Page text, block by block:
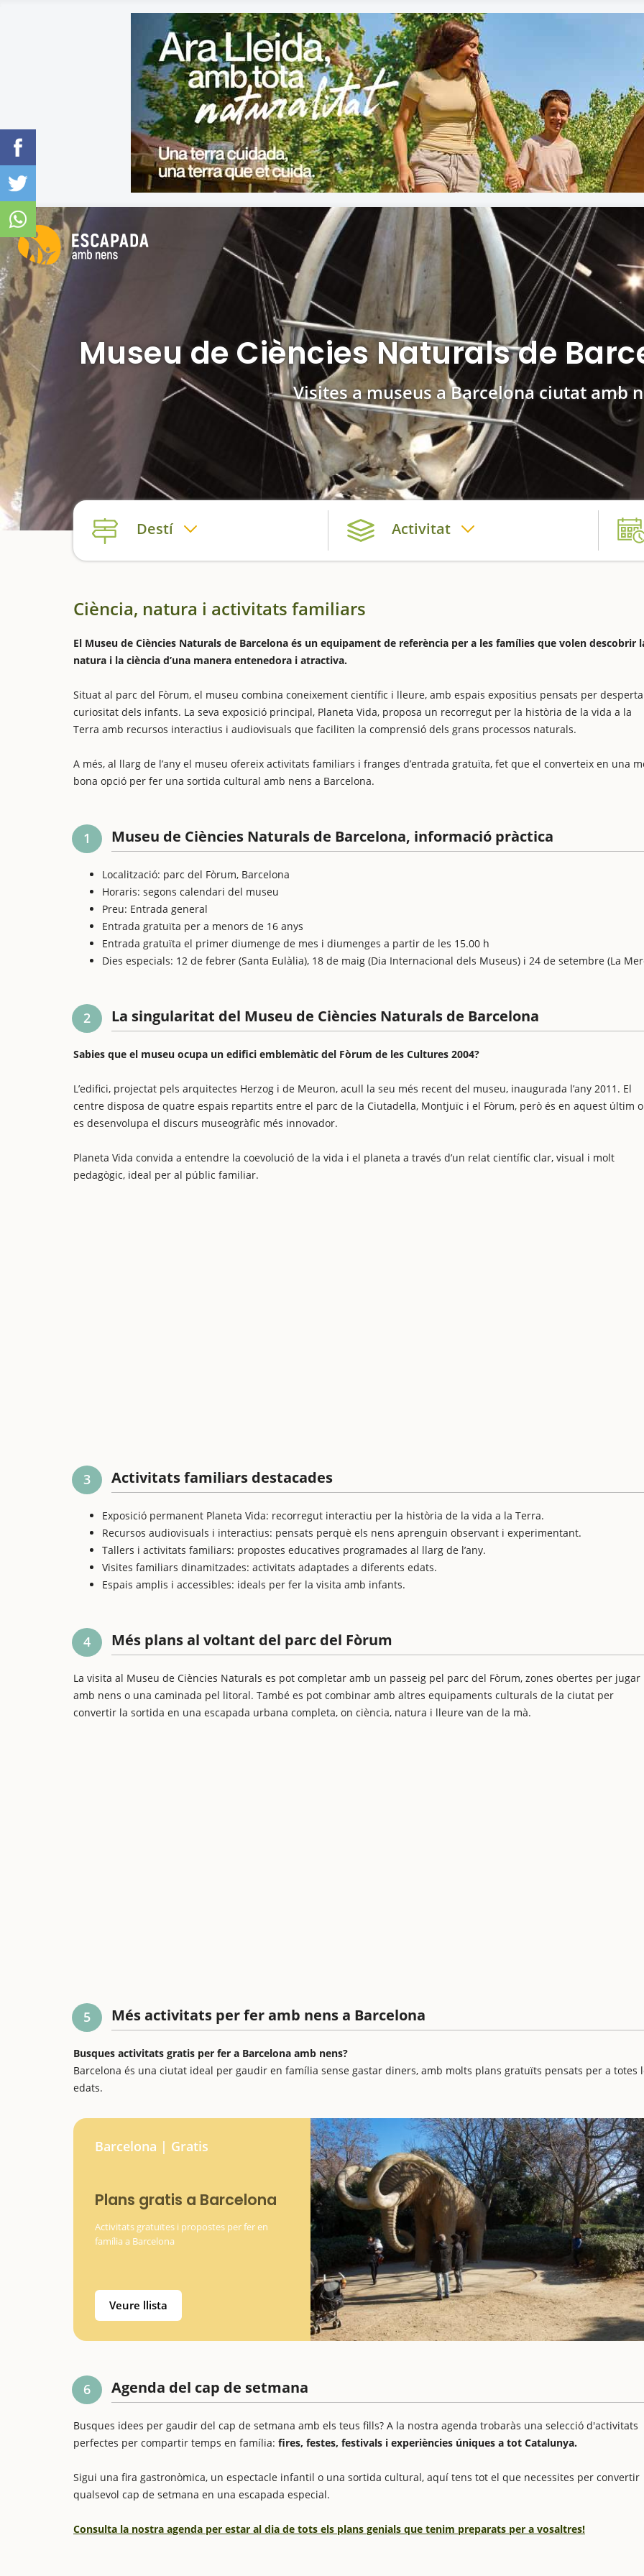
Museu de Ciències Naturals de
Visites a museus a Barcelona ciutat amb
Destí Activitat
Ciència, natura i activitats familiars
El Museu de Ciències Naturals de Barcelona és un equipament de referència per a les famílies que volen descobrir
natura i la ciència d’una manera entenedora i atractiva.
Situat al parc del Fòrum, el museu combina coneixement científic i lleure, amb espais expositius pensats per
curiositat dels infants. La seva exposició principal, Planeta Vida, proposa un recorregut per la història de la vida a la
Terra amb recursos interactius i audiovisuals que faciliten la comprensió dels grans processos naturals.
A més, al llarg de l’any el museu ofereix activitats familiars i franges d’entrada gratuïta, fet que el converteix en una
bona opció per fer una sortida cultural amb nens a Barcelona.
1 Museu de Ciències Naturals de Barcelona, informació pràctica
Localització: parc del Fòrum, Barcelona
Horaris: segons calendari del museu
Preu: Entrada general
Entrada gratuïta per a menors de 16 anys
Entrada gratuïta el primer diumenge de mes i diumenges a partir de les 15.00 h
Dies especials: 12 de febrer (Santa Eulàlia), 18 de maig (Dia Internacional dels Museus) i 24 de setembre (La
2 La singularitat del Museu de Ciències Naturals de Barcelona
Sabies que el museu ocupa un edifici emblemàtic del Fòrum de les Cultures 2004?
L’edifici, projectat pels arquitectes Herzog i de Meuron, acull la seu més recent del museu, inaugurada l’any 2011. El
centre disposa de quatre espais repartits entre el parc de la Ciutadella, Montjuïc i el Fòrum, però és en aquest últim
es desenvolupa el discurs museogràfic més innovador.
Planeta Vida convida a entendre la coevolució de la vida i el planeta a través d’un relat científic clar, visual i molt
pedagògic, ideal per al públic familiar.
3 Activitats familiars destacades
Exposició permanent Planeta Vida: recorregut interactiu per la història de la vida a la Terra.
Recursos audiovisuals i interactius: pensats perquè els nens aprenguin observant i experimentant.
Tallers i activitats familiars: propostes educatives programades al llarg de l’any.
Visites familiars dinamitzades: activitats adaptades a diferents edats.
Espais amplis i accessibles: ideals per fer la visita amb infants.
4 Més plans al voltant del parc del Fòrum
La visita al Museu de Ciències Naturals es pot completar amb un passeig pel parc del Fòrum, zones obertes per jugar
amb nens o una caminada pel litoral. També es pot combinar amb altres equipaments culturals de la ciutat per
convertir la sortida en una escapada urbana completa, on ciència, natura i lleure van de la mà.
5 Més activitats per fer amb nens a Barcelona
Busques activitats gratis per fer a Barcelona amb nens?
Barcelona és una ciutat ideal per gaudir en família sense gastar diners, amb molts plans gratuïts pensats per a totes
edats.
Barcelona | Gratis
Plans gratis a Barcelona
Activitats gratuïtes i propostes per fer en
família a Barcelona
Veure llista
6 Agenda del cap de setmana
Busques idees per gaudir del cap de setmana amb els teus fills? A la nostra agenda trobaràs una selecció d'activitats
perfectes per compartir temps en família: fires, festes, festivals i experiències úniques a tot Catalunya.
Sigui una fira gastronòmica, un espectacle infantil o una sortida cultural, aquí tens tot el que necessites per convertir
qualsevol cap de setmana en una escapada especial.
Consulta la nostra agenda per estar al dia de tots els plans genials que tenim preparats per a vosaltres!